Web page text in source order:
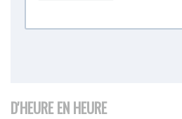
D'HEURE EN HEURE